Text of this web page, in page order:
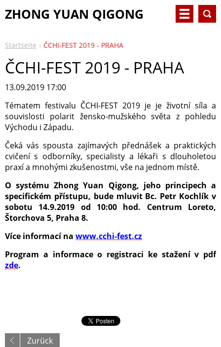
ZHONG YUAN QIGONG
Startseite ČCHI-FEST 2019 - PRAHA
ČCHI-FEST 2019 - PRAHA
13.09.2019 17:00
Tématem festivalu ČCHI-FEST 2019 je je životní síla a
souvislosti polarit žensko-mužského světa z pohledu
Východu i Západu.
Čeká vás spousta zajímavých přednášek a praktických
cvičení s odborníky, specialisty a lékaři s dlouholetou
praxí a mnohými zkušenostmi, vše na jednom místě.
O systému Zhong Yuan Qigong, jeho principech a
specifickém přístupu, bude mluvit Bc. Petr Kochlík v
sobotu 14.9.2019 od 10:00 hod. Centrum Loreto,
Štorchova 5, Praha 8.
Více informací na www.cchi-fest.cz
Program a informace o registraci ke stažení v pdf
zde.
Zurück